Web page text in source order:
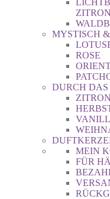
MYSTISCH
ROSE
DURCH DAS
MEIN
FÜR